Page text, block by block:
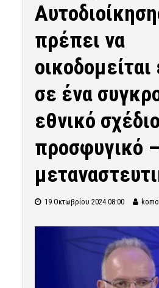
πρέπει να
σε ένα
εθνικό
προσφυγικό –
19 Οκτωβρίου 2024 08:00